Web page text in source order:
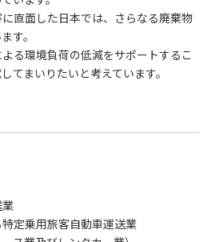
直面した日本では、さらなる廃棄物
す。
る環境負荷の低減をサポートするこ
てまいりたいと考えています。
定乗用旅客自動車運送業